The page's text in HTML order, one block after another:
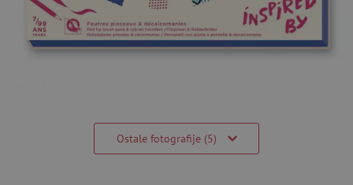
Ostale fotografije (5)